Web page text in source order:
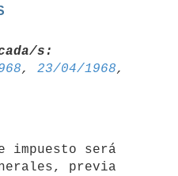
s:
, 23/04/1968
impuesto será
previa